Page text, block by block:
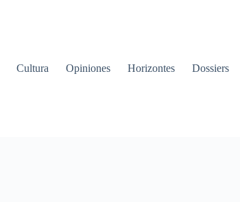
Cultura Opiniones Horizontes Dossiers